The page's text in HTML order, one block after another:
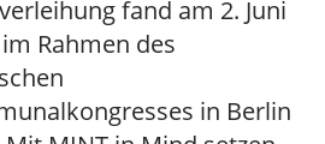
fand am 2. Juni
Rahmen des
in Berlin